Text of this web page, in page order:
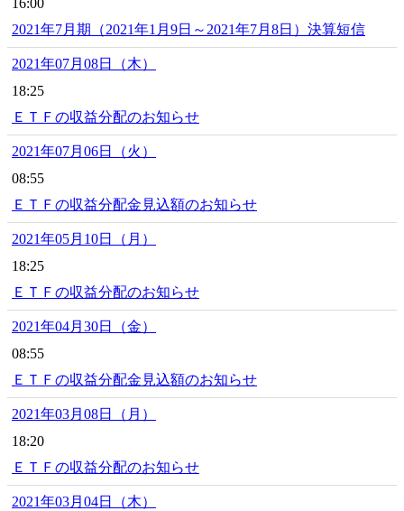
16:00
2021年7月期（2021年1月9日～2021年7月8日）決算短信
2021年07月08日（木）
18:25
ＥＴＦの収益分配のお知らせ
2021年07月06日（火）
08:55
ＥＴＦの収益分配金見込額のお知らせ
2021年05月10日（月）
18:25
ＥＴＦの収益分配のお知らせ
2021年04月30日（金）
08:55
ＥＴＦの収益分配金見込額のお知らせ
2021年03月08日（月）
18:20
ＥＴＦの収益分配のお知らせ
2021年03月04日（木）